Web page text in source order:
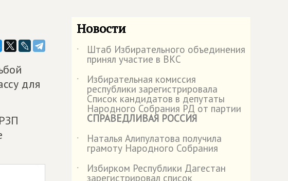
для
Новости
˙ Штаб Избирательного объединения
принял участие в ВКС
˙
Избирательная комиссия
республики зарегистрировала
Список кандидатов в депутаты
Народного Собрания РД от партии
СПРАВЕДЛИВАЯ РОССИЯ
˙
Наталья Алипулатова получила
грамоту Народного Собрания
˙
Избирком Республики Дагестан
зарегистрировал список